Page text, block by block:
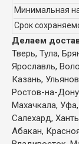
Минимальная
Срок
Делаем
Тверь, Тула,
Ярославль,
Казань,
Ростов-на-
Махачкала,
Салехард,
Абакан,